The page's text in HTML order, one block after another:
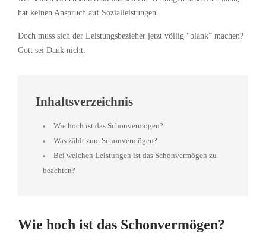
hat keinen Anspruch auf Sozialleistungen.
Doch muss sich der Leistungsbezieher jetzt völlig “blank” machen?
Gott sei Dank nicht.
Inhaltsverzeichnis
Wie hoch ist das Schonvermögen?
Was zählt zum Schonvermögen?
Bei welchen Leistungen ist das Schonvermögen zu
beachten?
Wie hoch ist das Schonvermögen?